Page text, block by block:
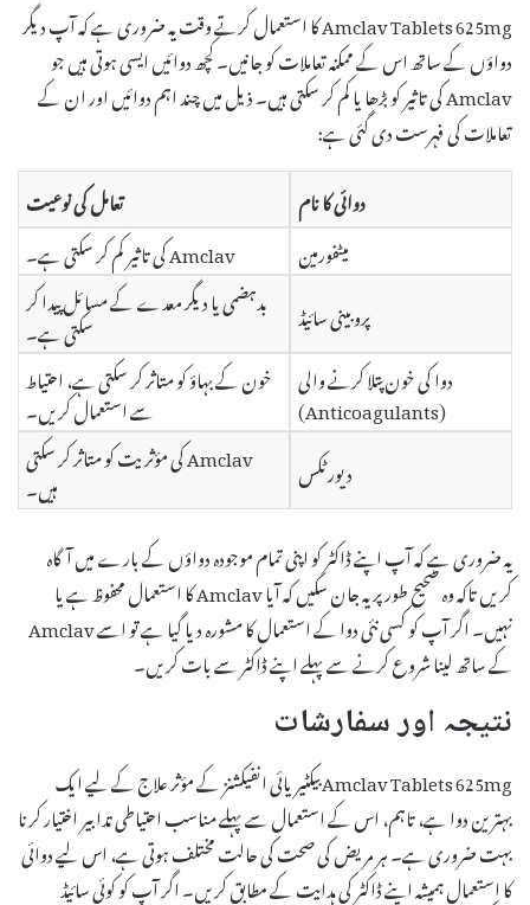
Amclav Tablets 625mg کا استعمال کرتے وقت یہ ضروری ہے کہ آپ دیگر
دواؤں کے ساتھ اس کے ممکنہ تعاملات کو جانیں۔ کچھ دوائیں ایسی ہوتی ہیں جو
Amclav کی تاثیر کو بڑھا یا کم کر سکتی ہیں۔ ذیل میں چند اہم دوائیں اور ان کے
تعاملات کی فہرست دی گئی ہے:
دوائی کا نام
تعامل کی نوعیت
میٹفورمین
Amclav کی تاثیر کم کر سکتی ہے۔
پروبینی سائیڈ
بدہضمی یا دیگر معدے کے مسائل پیدا کر
سکتی ہے۔
دوا کی خون پتلا کرنے والی
(Anticoagulants)
خون کے بہاؤ کو متاثر کر سکتی ہے، احتیاط
سے استعمال کریں۔
دیورٹکس
Amclav کی مؤثریت کو متاثر کر سکتی
ہیں۔
یہ ضروری ہے کہ آپ اپنے ڈاکٹر کو اپنی تمام موجودہ دواؤں کے بارے میں آگاہ
کریں تاکہ وہ صحیح طور پر یہ جان سکیں کہ آیا Amclav کا استعمال محفوظ ہے یا
نہیں۔ اگر آپ کو کسی نئی دوا کے استعمال کا مشورہ دیا گیا ہے تو اسے Amclav
کے ساتھ لینا شروع کرنے سے پہلے اپنے ڈاکٹر سے بات کریں۔
نتیجہ اور سفارشات
Amclav Tablets 625mg بیکٹیریائی انفیکشنز کے مؤثر علاج کے لیے ایک
بہترین دوا ہے، تاہم، اس کے استعمال سے پہلے مناسب احتیاطی تدابیر اختیار کرنا
بہت ضروری ہے۔ ہر مریض کی صحت کی حالت مختلف ہوتی ہے، اس لیے دوائی
کا استعمال ہمیشہ اپنے ڈاکٹر کی ہدایت کے مطابق کریں۔ اگر آپ کو کوئی سائیڈ